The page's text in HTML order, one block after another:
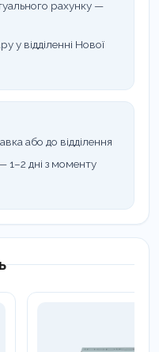
рахунку —
у відділенні Нової
або до відділення
1–2 дні з моменту